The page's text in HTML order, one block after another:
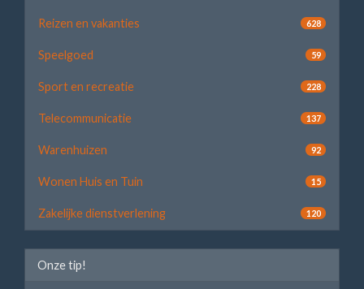
Reizen en vakanties 628
Speelgoed 59
Sport en recreatie 228
Telecommunicatie 137
Warenhuizen 92
Wonen Huis en Tuin 15
Zakelijke dienstverlening 120
Onze tip!